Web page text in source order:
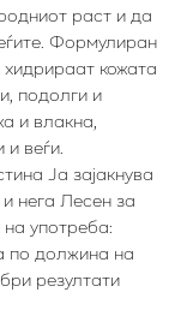
раст и да
Формулиран
хидрираат кожата
подолги и
и влакна,
веѓи.
Ја зајакнува
нега Лесен за
употреба:
по должина на
резултати